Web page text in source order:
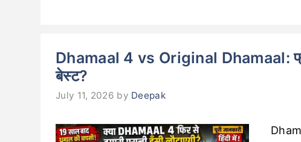
Dhamaal 4 vs Original Dhamaal:
बेस्ट?
July 11, 2026 by Deepak